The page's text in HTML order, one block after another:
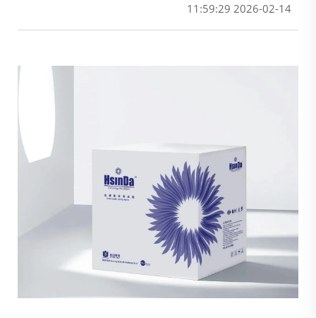
2026-02-14 11:59:29